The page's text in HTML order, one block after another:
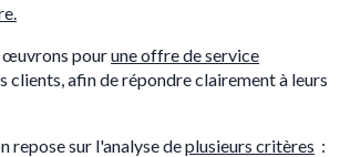
œuvrons pourune offre de service
clients, afin de répondre clairement à leurs
repose sur l'analyse deplusieurs critères :